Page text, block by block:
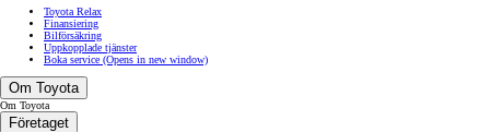
Toyota Relax
Finansiering
Bilförsäkring
Uppkopplade tjänster
Boka service (Opens in new window)
Om Toyota
Om Toyota
Företaget